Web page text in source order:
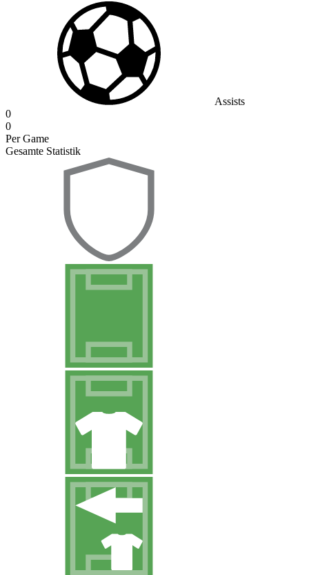
Assists
0
0
Per Game
Gesamte Statistik